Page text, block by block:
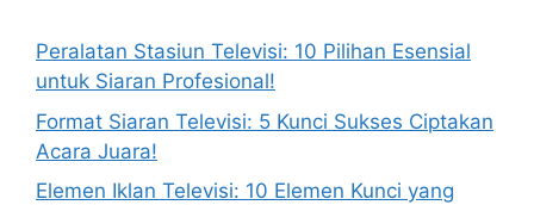
Peralatan Stasiun Televisi: 10 Pilihan Esensial
untuk Siaran Profesional!
Format Siaran Televisi: 5 Kunci Sukses Ciptakan
Acara Juara!
Elemen Iklan Televisi: 10 Elemen Kunci yang